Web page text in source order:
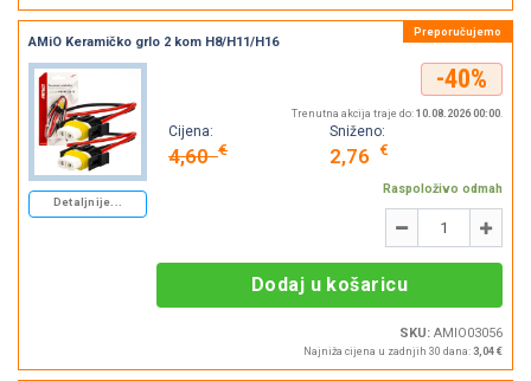
Detaljnije...
AMiO Keramičko grlo 2 kom H8/H11/H16
-40%
Trenutna akcija traje do: 10.08.2026 00:00.
Cijena:
4,60€
Sniženo:
2,76 €
Raspoloživo odmah
- +
Dodaj u košaricu
SKU: AMIO03056
Najniža cijena u zadnjih 30 dana: 3,04 €